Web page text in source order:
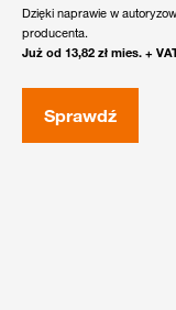
Dzięki naprawie w
producenta.
Już od 13,82 zł mies. +
Sprawdź